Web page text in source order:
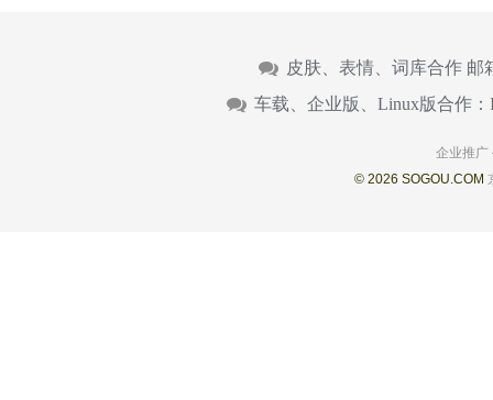
皮肤、表情、词库合作 邮
车载、企业版、Linux版合作：
企业推广
© 2026 SOGOU.COM